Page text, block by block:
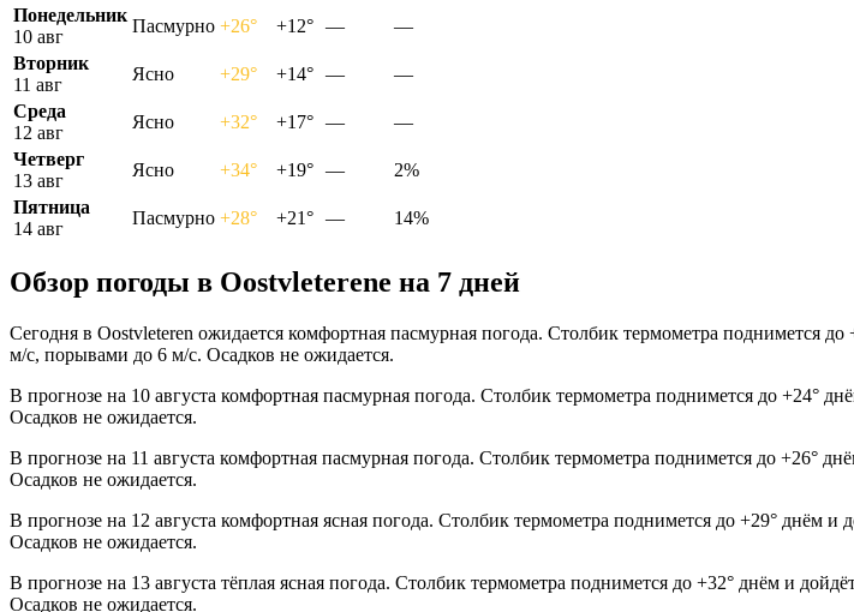
Понедельник
10 авг
Пасмурно +26° +12° —
—
Вторник
11 авг
Ясно +29° +14° —
—
Среда
12 авг
Ясно +32° +17° —
—
Четверг
13 авг
Ясно +34° +19° —
2%
Пятница
14 авг
Пасмурно +28° +21° — 14%
Обзор погоды в Oostvleterenе на 7 дней
Сегодня в Oostvleteren ожидается комфортная пасмурная погода. Столбик термометра поднимется
м/с, порывами до 6 м/с. Осадков не ожидается.
В прогнозе на 10 августа комфортная пасмурная погода. Столбик термометра поднимется до +24°
Осадков не ожидается.
В прогнозе на 11 августа комфортная пасмурная погода. Столбик термометра поднимется до +26°
Осадков не ожидается.
В прогнозе на 12 августа комфортная ясная погода. Столбик термометра поднимется до +29° днём
Осадков не ожидается.
В прогнозе на 13 августа тёплая ясная погода. Столбик термометра поднимется до +32° днём и
Осадков не ожидается.